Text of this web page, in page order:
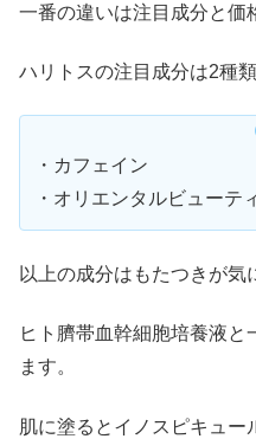
一番の違いは注目成分と価
ハリトスの注目成分は2種類
・カフェイン
・オリエンタルビューテ
以上の成分はもたつきが気
ヒト臍帯血幹細胞培養液と
ます。
肌に塗るとイノスピキュー